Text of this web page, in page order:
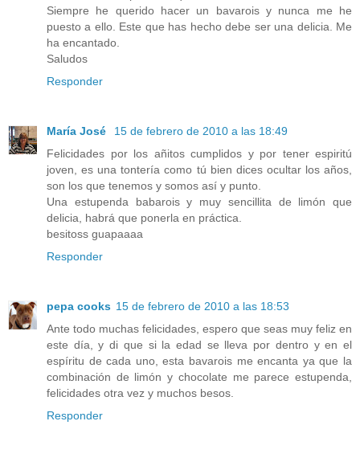
Siempre he querido hacer un bavarois y nunca me he
puesto a ello. Este que has hecho debe ser una delicia. Me
ha encantado.
Saludos
Responder
María José
15 de febrero de 2010 a las 18:49
Felicidades por los añitos cumplidos y por tener espiritú
joven, es una tontería como tú bien dices ocultar los años,
son los que tenemos y somos así y punto.
Una estupenda babarois y muy sencillita de limón que
delicia, habrá que ponerla en práctica.
besitoss guapaaaa
Responder
pepa cooks 15 de febrero de 2010 a las 18:53
Ante todo muchas felicidades, espero que seas muy feliz en
este día, y di que si la edad se lleva por dentro y en el
espíritu de cada uno, esta bavarois me encanta ya que la
combinación de limón y chocolate me parece estupenda,
felicidades otra vez y muchos besos.
Responder